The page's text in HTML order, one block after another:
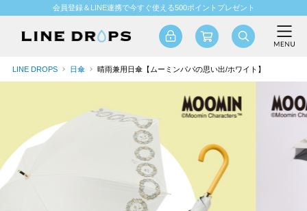
会員登録＆LINE連携で今すぐ使える500ポイントプレゼント
LINE DROPS 日傘 晴雨兼用日傘【ムーミンパパの思い出/ホワイト】